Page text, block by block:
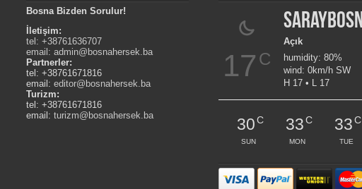
Bosna Bizden Sorulur!
İletişim:
tel: +38761636707
email:admin@bosnahersek.ba
Partnerler:
tel: +38761671816
email:editor@bosnahersek.ba
Turizm:
tel: +38761671816
email:turizm@bosnahersek.ba
17 C
Açık
humidity: 80%
wind: 0km/h SW
H 17 • L 17
30C
SUN
33C
MON
33C
TUE